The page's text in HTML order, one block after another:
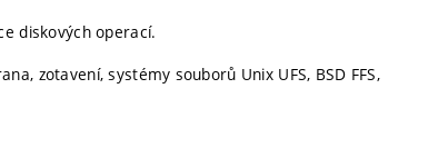
diskových operací.
zotavení, systémy souborů Unix UFS, BSD FFS,